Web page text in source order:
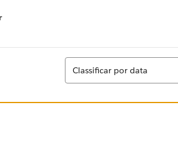
Classificar
Classificar por data